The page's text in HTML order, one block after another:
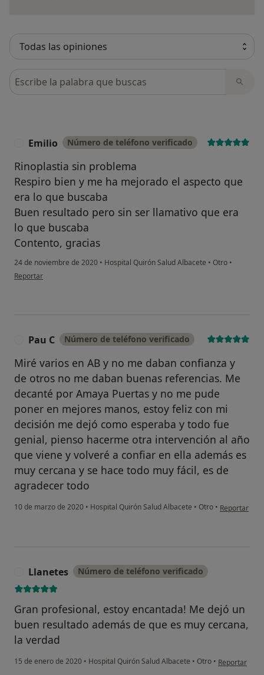
Busca en opiniones
Emilio Número de teléfono verificado
Rinoplastia sin problema
Respiro bien y me ha mejorado el aspecto que
era lo que buscaba
Buen resultado pero sin ser llamativo que era
lo que buscaba
Contento, gracias
24 de noviembre de 2020 • Hospital Quirón Salud Albacete • Otro •
en opinión del usuario Emilio
Reportar
Pau C Número de teléfono verificado
Miré varios en AB y no me daban confianza y
de otros no me daban buenas referencias. Me
decanté por Amaya Puertas y no me pude
poner en mejores manos, estoy feliz con mi
decisión me dejó como esperaba y todo fue
genial, pienso hacerme otra intervención al año
que viene y volveré a confiar en ella además es
muy cercana y se hace todo muy fácil, es de
agradecer todo
10 de marzo de 2020 • Hospital Quirón Salud Albacete • Otro • en opinión
Reportar
Llanetes Número de teléfono verificado
Gran profesional, estoy encantada! Me dejó un
buen resultado además de que es muy cercana,
la verdad
15 de enero de 2020 • Hospital Quirón Salud Albacete • Otro • en opinión
Reportar